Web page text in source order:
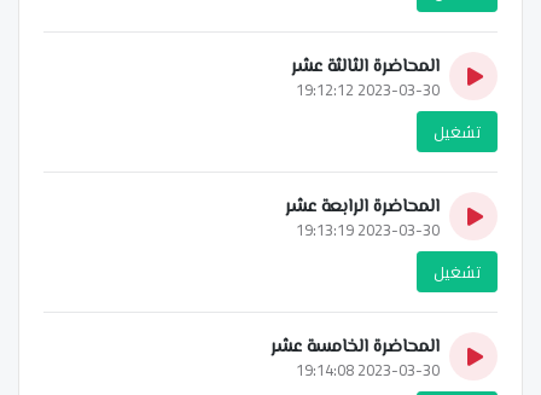
المحاضرة الثالثة عشر
2023-03-30 19:12:12
تشغيل
المحاضرة الرابعة عشر
2023-03-30 19:13:19
تشغيل
المحاضرة الخامسة عشر
2023-03-30 19:14:08